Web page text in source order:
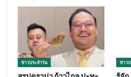
ข่าวประจำวัน ข่าวป